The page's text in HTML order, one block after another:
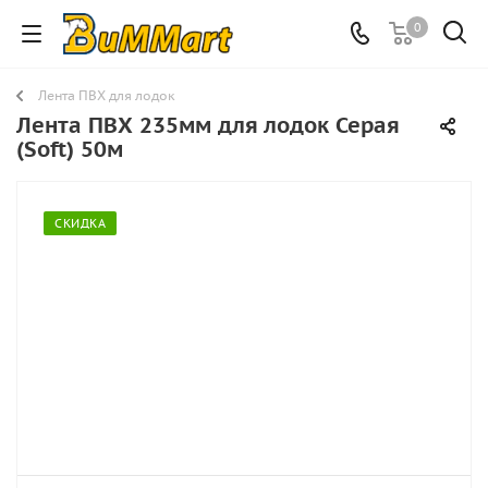
0
Лента ПВХ для лодок
Лента ПВХ 235мм для лодок Серая
(Soft) 50м
СКИДКА